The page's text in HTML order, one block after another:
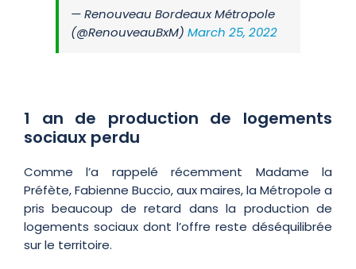
— Renouveau Bordeaux Métropole
(@RenouveauBxM) March 25, 2022
1 an de production de logements
sociaux perdu
Comme l’a rappelé récemment Madame la
Préfète, Fabienne Buccio, aux maires, la Métropole a
pris beaucoup de retard dans la production de
logements sociaux dont l’offre reste déséquilibrée
sur le territoire.